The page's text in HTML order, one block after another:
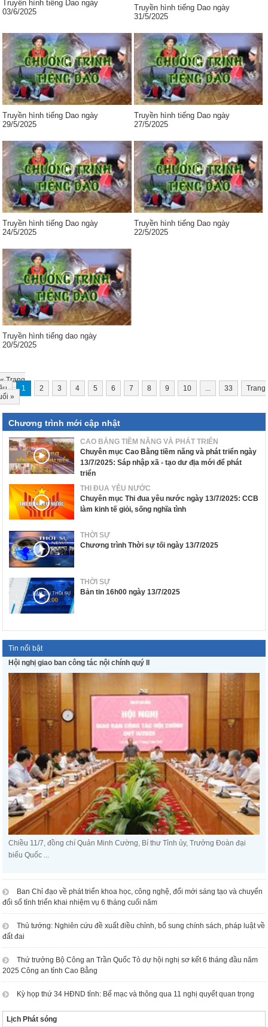
Truyền hình tiếng Dao ngày
03/6/2025
Truyền hình tiếng Dao ngày
31/5/2025
Truyền hình tiếng Dao ngày
29/5/2025
Truyền hình tiếng Dao ngày
27/5/2025
Truyền hình tiếng Dao ngày
24/5/2025
Truyền hình tiếng Dao ngày
22/5/2025
Truyền hình tiếng dao ngày
20/5/2025
«Trang
1 2 3 4 5 6 7 8 9 10 33
Trang
»
Chương trình mới cập nhật
CAO BẰNG TIỀM NĂNG VÀ PHÁT TRIỂN
Chuyên mục Cao Bằng tiềm năng và phát triển ngày
13/7/2025: Sáp nhập xã - tạo dư địa mới để phát
triển
THI ĐUA YÊU NƯỚC
Chuyên mục Thi đua yêu nước ngày 13/7/2025: CCB
làm kinh tế giỏi, sống nghĩa tình
THỜI SỰ
Chương trình Thời sự tối ngày 13/7/2025
THỜI SỰ
Bản tin 16h00 ngày 13/7/2025
Tin nổi bật
Hội nghị giao ban công tác nội chính quý II
Chiều 11/7, đồng chí Quản Minh Cường, Bí thư Tỉnh ủy, Trưởng Đoàn đại
biểu Quốc ...
Ban Chỉ đạo về phát triển khoa học, công nghệ, đổi mới sáng tạo và chuyển
đổi số tỉnh triển khai nhiệm vụ 6 tháng cuối năm
Thủ tướng: Nghiên cứu đề xuất điều chỉnh, bổ sung chính sách, pháp luật về
đất đai
Thứ trưởng Bộ Công an Trần Quốc Tỏ dự hội nghị sơ kết 6 tháng đầu năm
2025 Công an tỉnh Cao Bằng
Kỳ họp thứ 34 HĐND tỉnh: Bế mạc và thông qua 11 nghị quyết quan trọng
Lịch Phát sóng